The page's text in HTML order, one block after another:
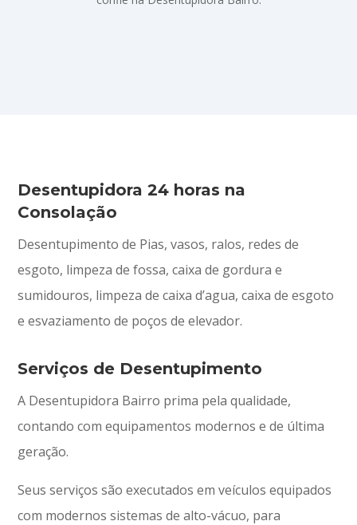
Desentupidora 24 horas na
Consolação
Desentupimento de Pias, vasos, ralos, redes de
esgoto, limpeza de fossa, caixa de gordura e
sumidouros, limpeza de caixa d’agua, caixa de esgoto
e esvaziamento de poços de elevador.
Serviços de Desentupimento
A Desentupidora Bairro prima pela qualidade,
contando com equipamentos modernos e de última
geração.
Seus serviços são executados em veículos equipados
com modernos sistemas de alto-vácuo, para